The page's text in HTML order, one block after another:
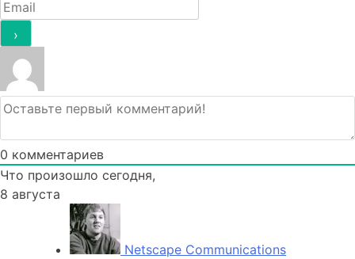
0 комментариев
Что произошло сегодня,
8 августа
Netscape Communications